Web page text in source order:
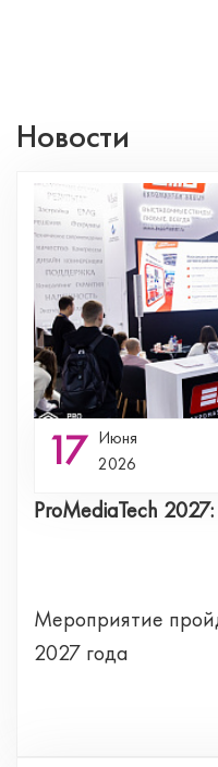
Новости
17 Июня
2026
ProMediaTech
Мероприятие
2027 года